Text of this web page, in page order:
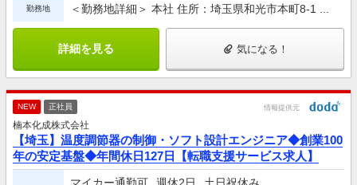
勤務地 ＜勤務地詳細＞ 本社 住所：埼玉県和光市本町8-1 ...
詳細を見る 気になる！
NEW 正社員 情報提供元
楠本化成株式会社
【埼玉】温度調節器の制御・ソフト設計エンジニア◆創業100
年の安定基盤◆年間休日127日【転職支援サービス求人】